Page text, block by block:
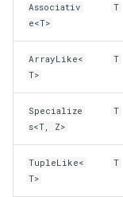
Associativ
e<T>
T
ArrayLike<
T>
T
Specialize
s<T, Z>
T
TupleLike<
T>
T